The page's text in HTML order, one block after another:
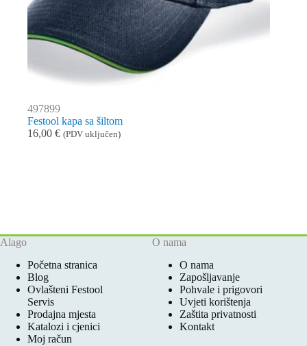
497899
Festool kapa sa šiltom
16,00 € (PDV uključen)
Alago
Početna stranica
Blog
Ovlašteni Festool
Servis
Prodajna mjesta
Katalozi i cjenici
Moj račun
O nama
O nama
Zapošljavanje
Pohvale i prigovori
Uvjeti korištenja
Zaštita privatnosti
Kontakt